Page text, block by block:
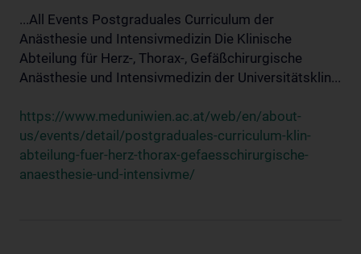
...All Events Postgraduales Curriculum der
Anästhesie und Intensivmedizin Die Klinische
Abteilung für Herz-, Thorax-, Gefäßchirurgische
Anästhesie und Intensivmedizin der Universitätsklin...
https://www.meduniwien.ac.at/web/en/about-
us/events/detail/postgraduales-curriculum-klin-
abteilung-fuer-herz-thorax-gefaesschirurgische-
anaesthesie-und-intensivme/